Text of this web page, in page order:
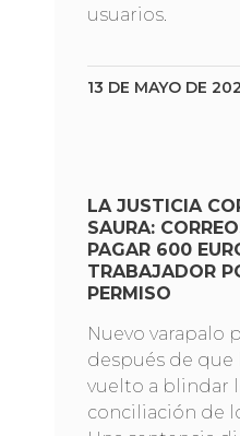
usuarios.
13 DE MAYO DE
LA JUSTICIA
SAURA:
PAGAR 600
TRABAJADOR
PERMISO
Nuevo varapalo
después de que
vuelto a blindar
conciliación de